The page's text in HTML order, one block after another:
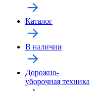
Каталог
В наличии
Дорожно-
уборочная техника